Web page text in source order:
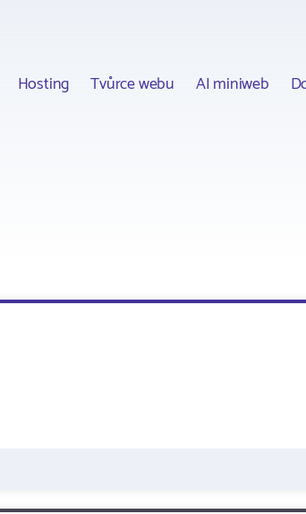
Hosting Tvůrce webu AI miniweb